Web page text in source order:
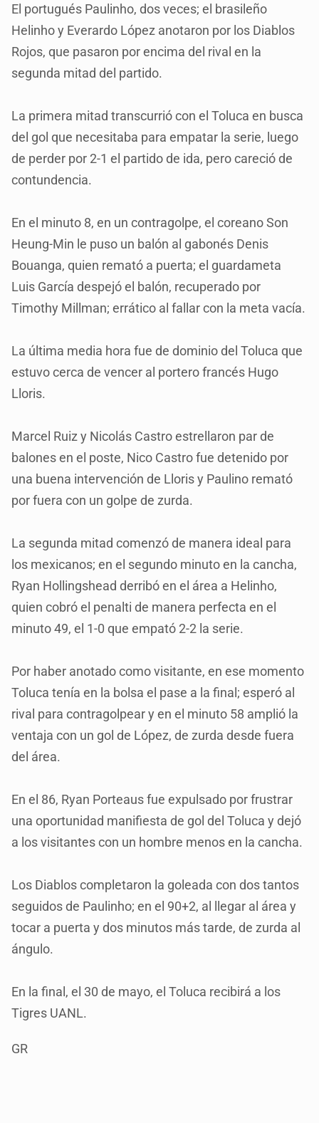
El portugués Paulinho, dos veces; el brasileño
Helinho y Everardo López anotaron por los Diablos
Rojos, que pasaron por encima del rival en la
segunda mitad del partido.
La primera mitad transcurrió con el Toluca en busca
del gol que necesitaba para empatar la serie, luego
de perder por 2-1 el partido de ida, pero careció de
contundencia.
En el minuto 8, en un contragolpe, el coreano Son
Heung-Min le puso un balón al gabonés Denis
Bouanga, quien remató a puerta; el guardameta
Luis García despejó el balón, recuperado por
Timothy Millman; errático al fallar con la meta vacía.
La última media hora fue de dominio del Toluca que
estuvo cerca de vencer al portero francés Hugo
Lloris.
Marcel Ruiz y Nicolás Castro estrellaron par de
balones en el poste, Nico Castro fue detenido por
una buena intervención de Lloris y Paulino remató
por fuera con un golpe de zurda.
La segunda mitad comenzó de manera ideal para
los mexicanos; en el segundo minuto en la cancha,
Ryan Hollingshead derribó en el área a Helinho,
quien cobró el penalti de manera perfecta en el
minuto 49, el 1-0 que empató 2-2 la serie.
Por haber anotado como visitante, en ese momento
Toluca tenía en la bolsa el pase a la final; esperó al
rival para contragolpear y en el minuto 58 amplió la
ventaja con un gol de López, de zurda desde fuera
del área.
En el 86, Ryan Porteaus fue expulsado por frustrar
una oportunidad manifiesta de gol del Toluca y dejó
a los visitantes con un hombre menos en la cancha.
Los Diablos completaron la goleada con dos tantos
seguidos de Paulinho; en el 90+2, al llegar al área y
tocar a puerta y dos minutos más tarde, de zurda al
ángulo.
En la final, el 30 de mayo, el Toluca recibirá a los
Tigres UANL.
GR